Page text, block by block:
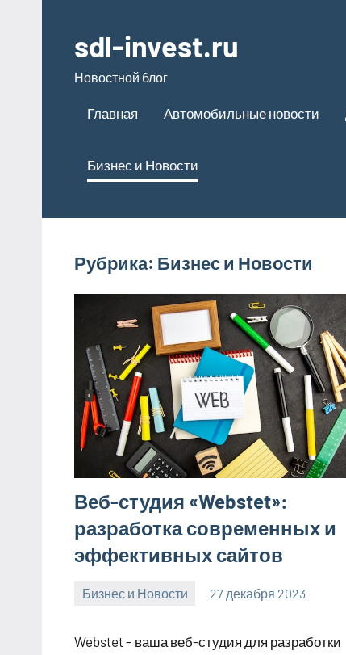
содержимому
sdl-invest.ru
Новостной блог
Главная Автомобильные новости
Бизнес и Новости
Рубрика: Бизнес и Новости
Веб-студия «Webstet»:
разработка современных и
эффективных сайтов
Бизнес и Новости 27 декабря 2023
Webstet – ваша веб-студия для разработки